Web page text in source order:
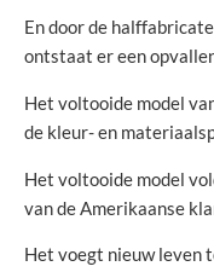
En door de
ontstaat er een
Het voltooide model
de kleur- en
Het voltooide model
van de Amerikaanse
Het voegt nieuw leven